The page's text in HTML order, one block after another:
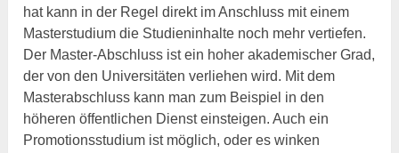
hat kann in der Regel direkt im Anschluss mit einem
Masterstudium die Studieninhalte noch mehr vertiefen.
Der Master-Abschluss ist ein hoher akademischer Grad,
der von den Universitäten verliehen wird. Mit dem
Masterabschluss kann man zum Beispiel in den
höheren öffentlichen Dienst einsteigen. Auch ein
Promotionsstudium ist möglich, oder es winken